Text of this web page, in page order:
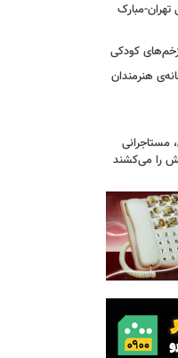
مبارک
زخم‌های کودکی
هنرمندان
مستاجرانی
را می‌کشند